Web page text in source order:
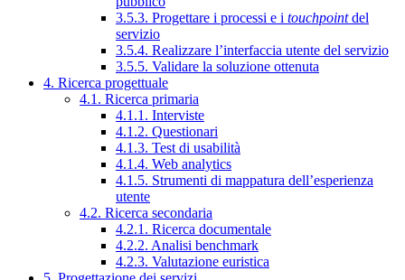
3.5.3. Progettare i processi e i touchpointdel
servizio
3.5.4. Realizzare l’interfaccia utente del servizio
3.5.5. Validare la soluzione ottenuta
4. Ricerca progettuale
4.1. Ricerca primaria
4.1.1. Interviste
4.1.2. Questionari
4.1.3. Test di usabilità
4.1.4. Web analytics
4.1.5. Strumenti di mappatura dell’esperienza
utente
4.2. Ricerca secondaria
4.2.1. Ricerca documentale
4.2.2. Analisi benchmark
4.2.3. Valutazione euristica